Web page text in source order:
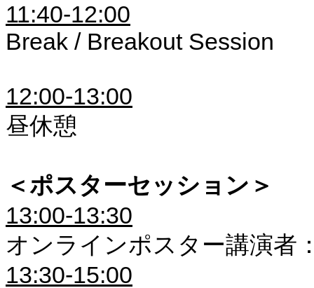
11:40-12:00
Break / Breakout Session
12:00-13:00
昼休憩
＜ポスターセッション＞
13:00-13:30
オンラインポスター講演者
13:30-15:00